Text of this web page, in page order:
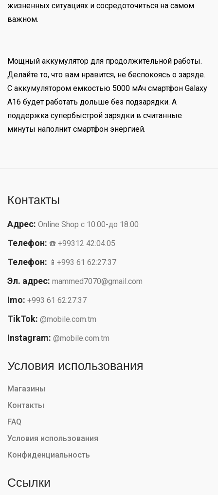
жизненных ситуациях и сосредоточиться на самом
важном.
Мощный аккумулятор для продолжительной работы.
Делайте то, что вам нравится, не беспокоясь о заряде.
С аккумулятором емкостью 5000 мАч смартфон Galaxy
A16 будет работать дольше без подзарядки. А
поддержка супербыстрой зарядки в считанные
минуты наполнит смартфон энергией.
Контакты
Адрес: Online Shop с 10:00-до 18:00
Телефон: ☎️ +99312 42:04:05
Телефон: 📱+993 61 62:27:37
Эл. адрес: mammed7070@gmail.com
Imo: +993 61 62:27:37
TikTok: @mobile.com.tm
Instagram: @mobile.com.tm
Условия использования
Магазины
Контакты
FAQ
Условия использования
Конфиденциальность
Ссылки